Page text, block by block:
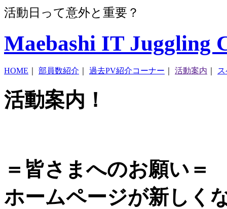
活動日って意外と重要？
Maebashi IT Juggling
HOME 部員数紹介 過去PV紹介コーナー 活動案内
活動案内！
＝皆さまへのお願い＝
ホームページが新しく